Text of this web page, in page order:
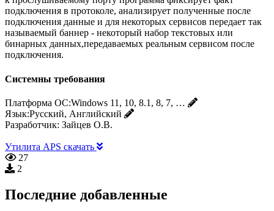
подключения в протоколе, анализирует полученные после
подключения данные и для некоторых сервисов передает так
называемый баннер - некоторый набор текстовых или
бинарных данных,передаваемых реальным сервисом после
подключения.
Системны требования
Платформа ОС:Windows 11, 10, 8.1, 8, 7, …
Язык:Русский, Английский
Разработчик: Зайцев О.В.
Утилита APS скачать
27
2
Последние добавленные